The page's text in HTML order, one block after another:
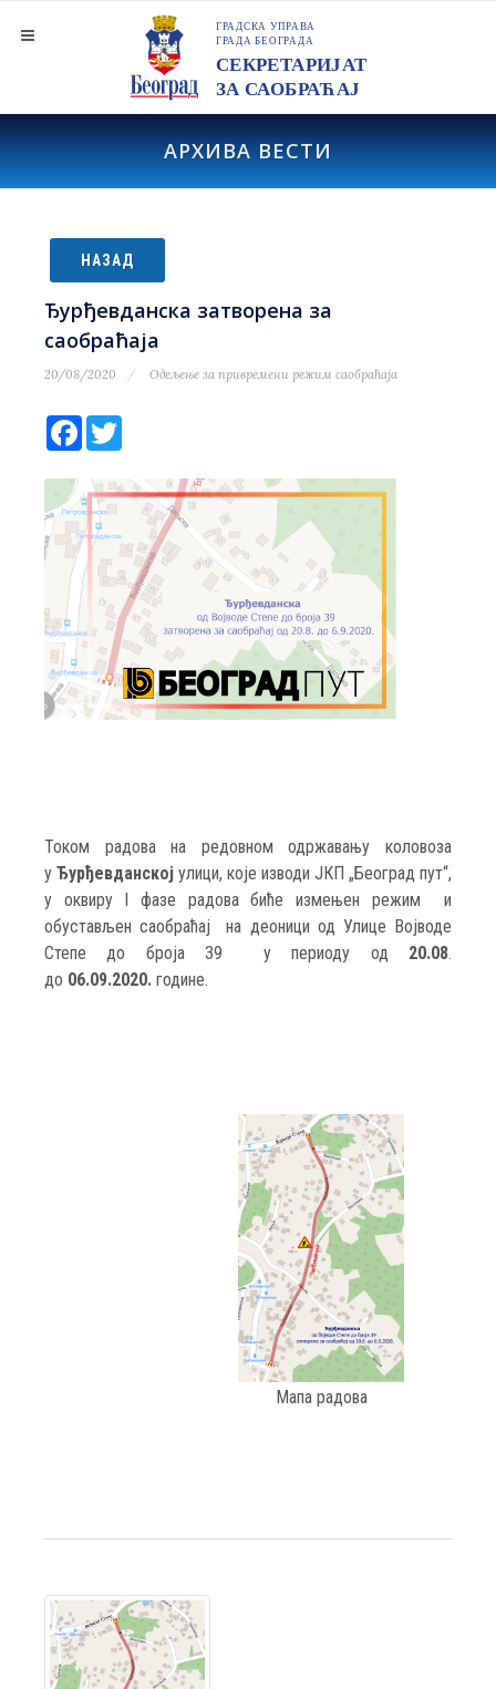
АРХИВА ВЕСТИ
НАЗАД
Ђурђевданска затворена за
саобраћаја
20/08/2020 Одељење за привремени режим саобраћаја
Facebook
Током радова на редовном одржавању коловоза
у Ђурђевданској улици, које изводи ЈКП „Београд пут“,
у оквиру I фазе радова биће измењен режим и
обустављен саобраћај на деоници од Улице Војводе
Степе до броја 39 у периоду од 20.08.
до 06.09.2020. године.
Мапа радова